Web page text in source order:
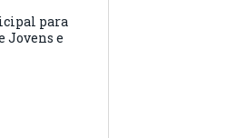
para
Jovens e